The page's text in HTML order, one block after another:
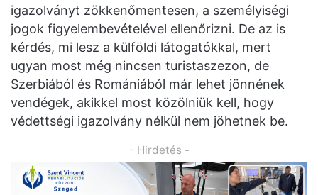
igazolványt zökkenőmentesen, a személyiségi
jogok figyelembevételével ellenőrizni. De az is
kérdés, mi lesz a külföldi látogatókkal, mert
ugyan most még nincsen turistaszezon, de
Szerbiából és Romániából már lehet jönnének
vendégek, akikkel most közölniük kell, hogy
védettségi igazolvány nélkül nem jöhetnek be.
- Hirdetés -